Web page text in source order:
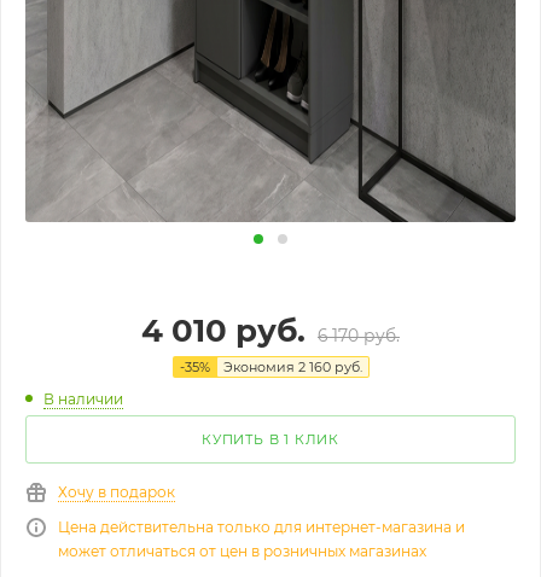
4 010 руб. 6 170руб.
-35% Экономия 2 160руб.
В наличии
КУПИТЬ В 1 КЛИК
Хочу в подарок
Цена действительна только для интернет-магазина и
может отличаться от цен в розничных магазинах